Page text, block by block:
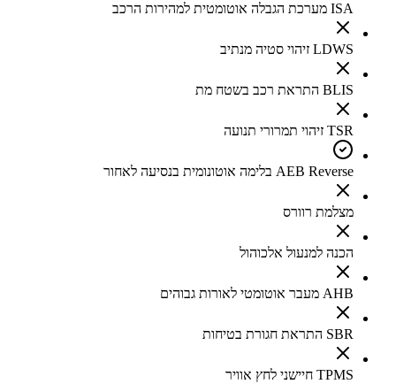
ISA מערכת הגבלה אוטומטית למהירות הרכב
LDWS זיהוי סטיה מנתיב
BLIS התראת רכב בשטח מת
TSR זיהוי תמרורי תנועה
AEB Reverse בלימה אוטונומית בנסיעה לאחור
מצלמת רוורס
הכנה למנעול אלכוהול
AHB מעבר אוטומטי לאורות גבוהים
SBR התראת חגורת בטיחות
TPMS חיישני לחץ אוויר